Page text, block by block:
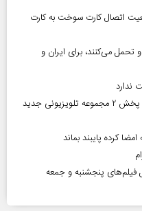
وضعیت اتصال کارت سوخت به کارت
می‌کنند، برای ایران و
ندارد
هنرمند منحصر‌به‌فردی را از دست دادیم/ پخش ۲ مجموعه تلویزیونی جدید
کرده پایبند بماند
فیلم‌های پنجشنبه و جمعه